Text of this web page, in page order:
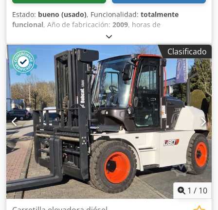
Estado: bueno (usado), Funcionalidad: totalmente
funcional, Año de fabricación: 2009, horas de
, número de máquina/vehículo:
A3L135221, MINICARGADORA BOBCAT USADA EN
CONDICIONES DE TRABAJO MODELO: S150 Cedpfoyzdixex
Algoha NÚMERO DE SERIE: A3L135221 AÑO: 2009 HORAS:
6306
Clasificado
1 / 10